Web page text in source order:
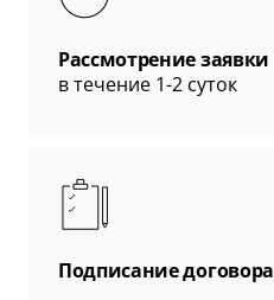
Рассмотрение заявки
в течение 1-2 суток
Подписание договора